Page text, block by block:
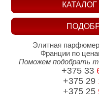
Элитная
Франции по
Поможем подобрать
+375 33
+375 29
+375 25